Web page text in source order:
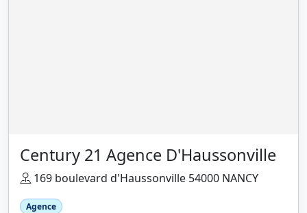
Century 21 Agence D'Haussonville
169 boulevard d'Haussonville 54000 NANCY
Agence